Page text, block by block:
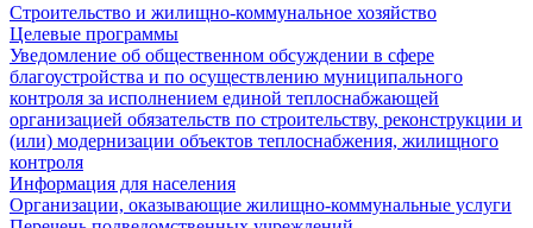
Строительство и жилищно-коммунальное хозяйство
Целевые программы
Уведомление об общественном обсуждении в сфере
благоустройства и по осуществлению муниципального
контроля за исполнением единой теплоснабжающей
организацией обязательств по строительству, реконструкции и
(или) модернизации объектов теплоснабжения, жилищного
контроля
Информация для населения
Организации, оказывающие жилищно-коммунальные услуги